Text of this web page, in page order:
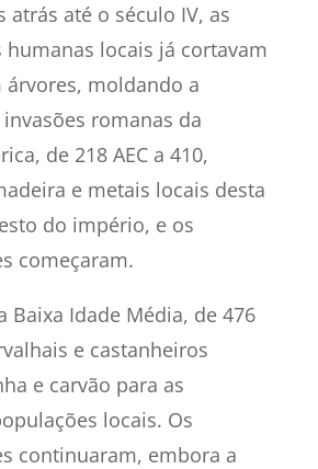
atrás até o século IV, as
locais já cortavam
árvores, moldando a
romanas da
de 218 AEC a 410,
e metais locais desta
do império, e os
começaram.
Baixa Idade Média, de 476
e castanheiros
e carvão para as
locais. Os
continuaram, embora a